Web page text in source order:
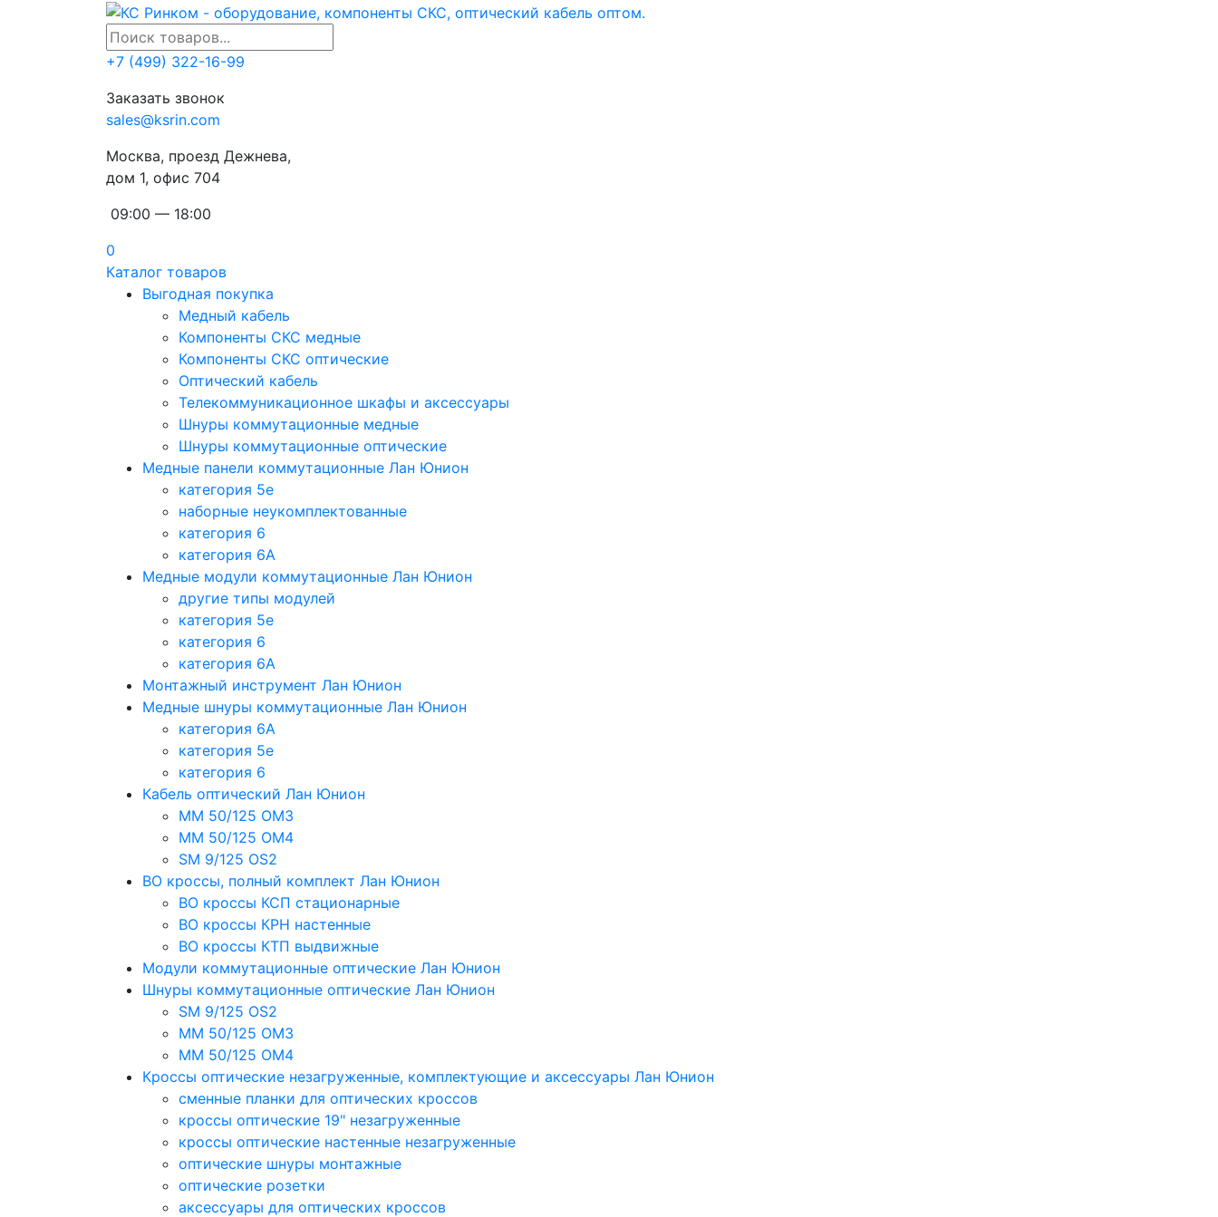
+7 (499) 322-16-99
Заказать звонок
sales@ksrin.com
Москва, проезд Дежнева,
дом 1, офис 704
09:00 — 18:00
0
Каталог товаров
Выгодная покупка
Медный кабель
Компоненты СКС медные
Компоненты СКС оптические
Оптический кабель
Телекоммуникационное шкафы и аксессуары
Шнуры коммутационные медные
Шнуры коммутационные оптические
Медные панели коммутационные Лан Юнион
категория 5e
наборные неукомплектованные
категория 6
категория 6A
Медные модули коммутационные Лан Юнион
другие типы модулей
категория 5е
категория 6
категория 6A
Монтажный инструмент Лан Юнион
Медные шнуры коммутационные Лан Юнион
категория 6A
категория 5e
категория 6
Кабель оптический Лан Юнион
MM 50/125 OM3
MM 50/125 OM4
SM 9/125 OS2
ВО кроссы, полный комплект Лан Юнион
ВО кроссы КСП стационарные
ВО кроссы КРН настенные
ВО кроссы КТП выдвижные
Модули коммутационные оптические Лан Юнион
Шнуры коммутационные оптические Лан Юнион
SM 9/125 OS2
MM 50/125 OM3
MM 50/125 OM4
Кроссы оптические незагруженные, комплектующие и аксессуары Лан Юнион
сменные планки для оптических кроссов
кроссы оптические 19" незагруженные
кроссы оптические настенные незагруженные
оптические шнуры монтажные
оптические розетки
аксессуары для оптических кроссов